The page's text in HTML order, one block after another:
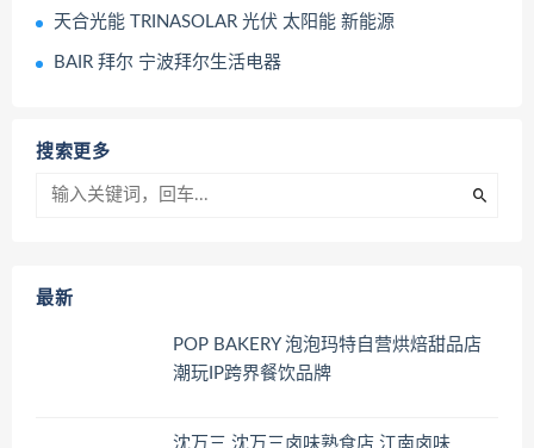
天合光能 TRINASOLAR 光伏 太阳能 新能源
BAIR 拜尔 宁波拜尔生活电器
搜索更多
最新
POP BAKERY 泡泡玛特自营烘焙甜品店
潮玩IP跨界餐饮品牌
沈万三 沈万三卤味熟食店 江南卤味